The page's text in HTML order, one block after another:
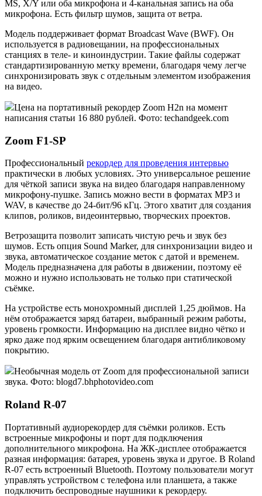
MS, X/Y или оба микрофона и 4-канальная запись на оба
микрофона. Есть фильтр шумов, защита от ветра.
Модель поддерживает формат Broadcast Wave (BWF). Он
используется в радиовещании, на профессиональных
станциях в теле- и киноиндустрии. Такие файлы содержат
стандартизированную метку времени, благодаря чему легче
синхронизировать звук с отдельным элементом изображения
на видео.
Цена на портативный рекордер Zoom H2n на момент
написания статьи 16 880 рублей. Фото: techandgeek.com
Zoom F1-SP
Профессиональный рекордер для проведения интервью
практически в любых условиях. Это универсальное решение
для чёткой записи звука на видео благодаря направленному
микрофону-пушке. Запись можно вести в форматах MP3 и
WAV, в качестве до 24-бит/96 кГц. Этого хватит для создания
клипов, роликов, видеоинтервью, творческих проектов.
Ветрозащита позволит записать чистую речь и звук без
шумов. Есть опция Sound Marker, для синхронизации видео и
звука, автоматическое создание меток с датой и временем.
Модель предназначена для работы в движении, поэтому её
можно и нужно использовать не только при статической
съёмке.
На устройстве есть монохромный дисплей 1,25 дюймов. На
нём отображается заряд батареи, выбранный режим работы,
уровень громкости. Информацию на дисплее видно чётко и
ярко даже под ярким освещением благодаря антибликовому
покрытию.
Необычная модель от Zoom для профессиональной записи
звука. Фото: blogd7.bhphotovideo.com
Roland R-07
Портативный аудиорекордер для съёмки роликов. Есть
встроенные микрофоны и порт для подключения
дополнительного микрофона. На ЖК-дисплее отображается
разная информация: батарея, уровень звука и другое. В Roland
R-07 есть встроенный Bluetooth. Поэтому пользователи могут
управлять устройством с телефона или планшета, а также
подключить беспроводные наушники к рекордеру.